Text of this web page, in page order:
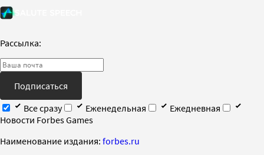
Рассылка:
Подписаться
Все сразу
Еженедельная
Ежедневная
Новости Forbes Games
Наименование издания: forbes.ru